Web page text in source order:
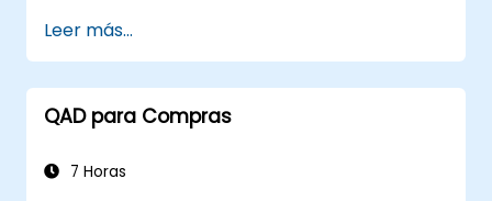
Leer más...
QAD para Compras
7 Horas